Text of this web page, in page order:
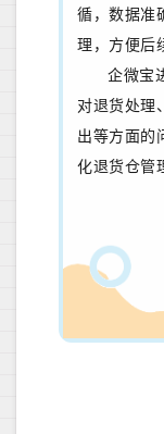
循，数据准
理，方便后
企微宝
对退货处理
出等方面的
化退货仓管